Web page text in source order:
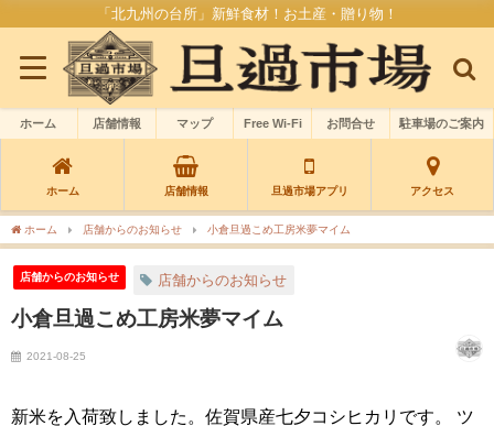
「北九州の台所」新鮮食材！お土産・贈り物！
ホーム 店舗情報 マップ Free Wi-Fi お問合せ 駐車場のご案内
ホーム 店舗情報 旦過市場アプリ アクセス
ホーム 店舗からのお知らせ 小倉旦過こめ工房米夢マイム
店舗からのお知らせ 店舗からのお知らせ
小倉旦過こめ工房米夢マイム
2021-08-25
新米を入荷致しました。佐賀県産七夕コシヒカリです。 ツ